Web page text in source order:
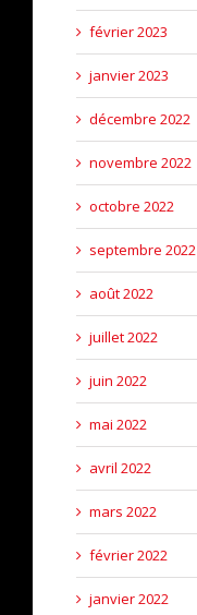
février 2023
janvier 2023
décembre 2022
novembre 2022
octobre 2022
septembre 2022
août 2022
juillet 2022
juin 2022
mai 2022
avril 2022
mars 2022
février 2022
janvier 2022